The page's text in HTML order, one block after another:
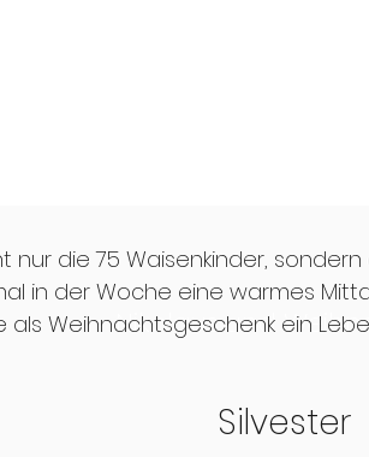
Nikolaus und
nur die 75 Waisenkinder,
in der Woche eine warmes
als Weihnachtsgeschenk ein
Silvester